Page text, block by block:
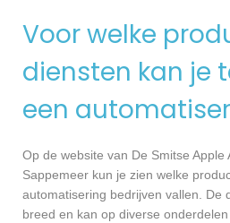
Voor welke
diensten kan je
een
Op de website van De Smitse Apple
Sappemeer kun je zien welke
automatisering bedrijven vallen. De
breed en kan op diverse